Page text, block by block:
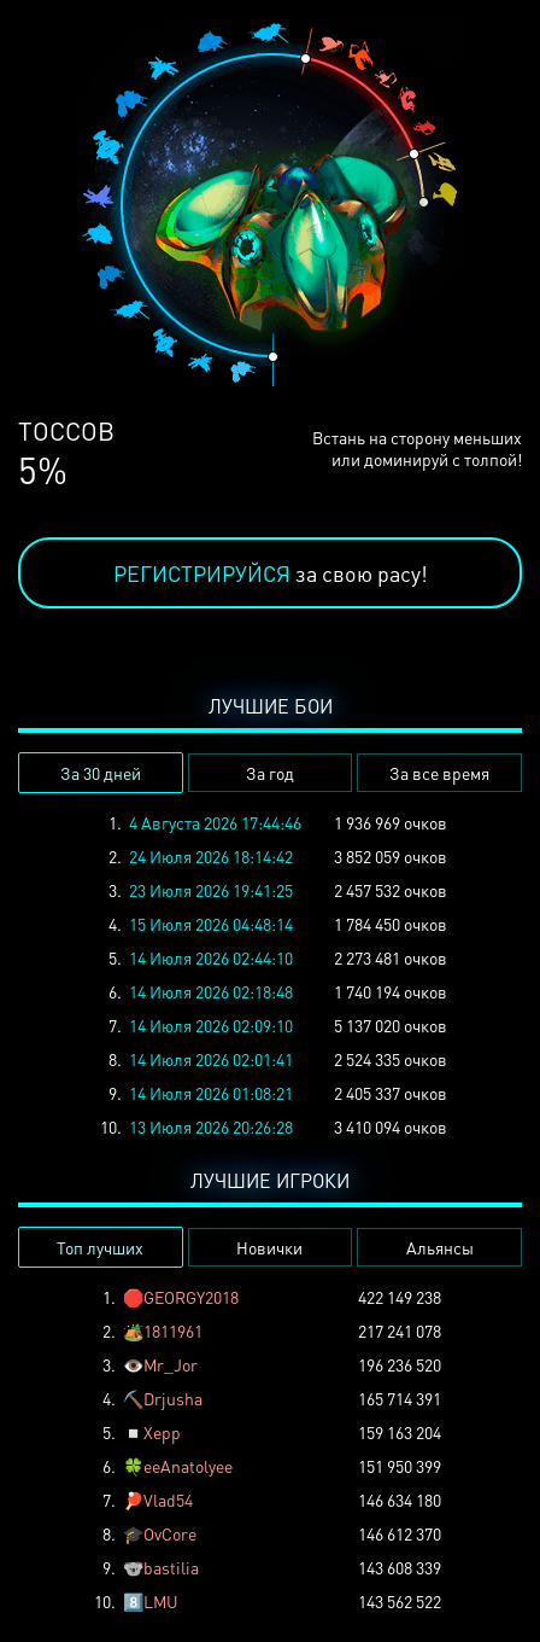
ЛЮДЕЙ
68%
Встань на сторону меньших
или доминируй с толпой!
РЕГИСТРИРУЙСЯ за свою расу!
ЛУЧШИЕ БОИ
За 30 дней За год За все время
1. 4 Августа 2026 17:44:46
1 936 969 очков
2. 24 Июля 2026 18:14:42
3 852 059 очков
3. 23 Июля 2026 19:41:25
2 457 532 очков
4. 15 Июля 2026 04:48:14
1 784 450 очков
5. 14 Июля 2026 02:44:10
2 273 481 очков
6. 14 Июля 2026 02:18:48
1 740 194 очков
7. 14 Июля 2026 02:09:10
5 137 020 очков
8. 14 Июля 2026 02:01:41
2 524 335 очков
9. 14 Июля 2026 01:08:21
2 405 337 очков
10. 13 Июля 2026 20:26:28 3 410 094 очков
ЛУЧШИЕ ИГРОКИ
Топ лучших Новички Альянсы
1. 🛑GEORGY2018
422 149 238
2. 🏕️1811961
217 241 078
3. 👁️Mr_Jor
196 236 520
4. ⛏️ Drjusha
165 714 391
5.
◽ Xepp
159 163 204
6. 🍀eeAnatolyee
151 950 399
7.
🏓Vlad54
146 634 180
8. 🎓OvCore
146 612 370
9. 🐨bastilia
143 608 339
10. 8️⃣LMU 143 562 522